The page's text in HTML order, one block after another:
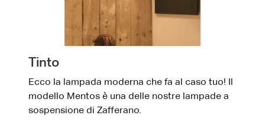
Tinto
Ecco la lampada moderna che fa al caso tuo! Il
modello Mentos è una delle nostre lampade a
sospensione di Zafferano.